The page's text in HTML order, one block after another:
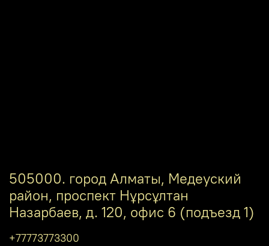
505000. город Алматы, Медеуский
район, проспект Нұрсұлтан
Назарбаев, д. 120, офис 6 (подъезд 1)
+77773773300